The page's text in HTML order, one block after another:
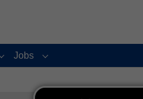
Submenu for "Service und Kontakt"
Jobs
Submenu for "Jobs"